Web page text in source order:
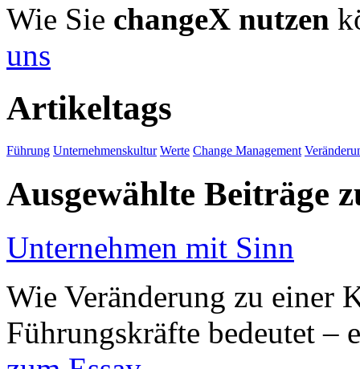
Wie Sie changeX nutzen
uns
Artikeltags
Führung Unternehmenskultur Werte Change Management
Ausgewählte Beiträge
Unternehmen mit Sinn
Wie Veränderung zu einer
Führungskräfte bedeutet –